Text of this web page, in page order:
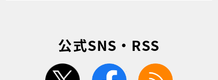
公式SNS・RSS
twitter facebook